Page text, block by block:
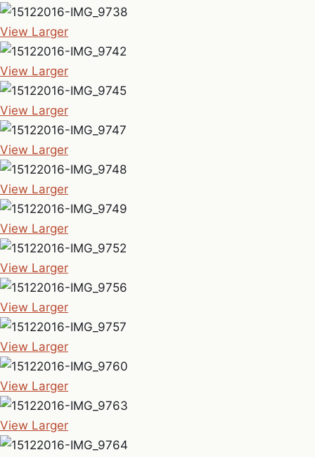
View Larger
View Larger
View Larger
View Larger
View Larger
View Larger
View Larger
View Larger
View Larger
View Larger
View Larger